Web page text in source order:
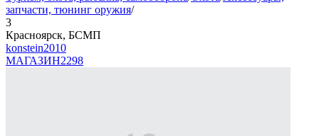
запчасти, тюнинг оружия/
3
Красноярск, БСМП
konstein2010
МАГАЗИН2298